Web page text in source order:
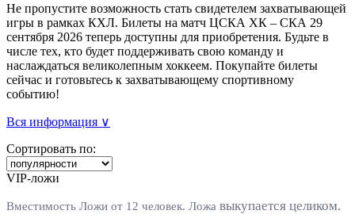
Не пропустите возможность стать свидетелем захватывающей
игры в рамках КХЛ. Билеты на матч ЦСКА ХК – СКА 29
сентября 2026 теперь доступны для приобретения. Будьте в
числе тех, кто будет поддерживать свою команду и
наслаждаться великолепным хоккеем. Покупайте билеты
сейчас и готовьтесь к захватывающему спортивному
событию!
Вся информация ∨
Сортировать по:
VIP-ложи
Вместимость Ложи от 12 человек. Ложа выкупается целиком.